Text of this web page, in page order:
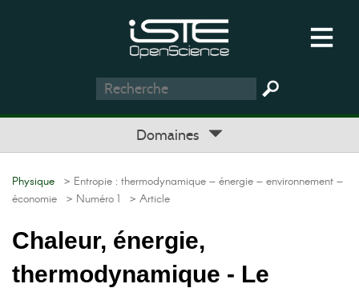
Domaines
Physique > Entropie : thermodynamique – énergie – environnement –
économie > Numéro 1 > Article
Chaleur, énergie,
thermodynamique - Le